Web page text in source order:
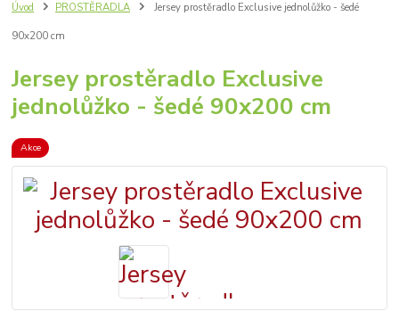
Úvod PROSTĚRADLA Jersey prostěradlo Exclusive jednolůžko - šedé
90x200 cm
Jersey prostěradlo Exclusive
jednolůžko - šedé 90x200 cm
Akce